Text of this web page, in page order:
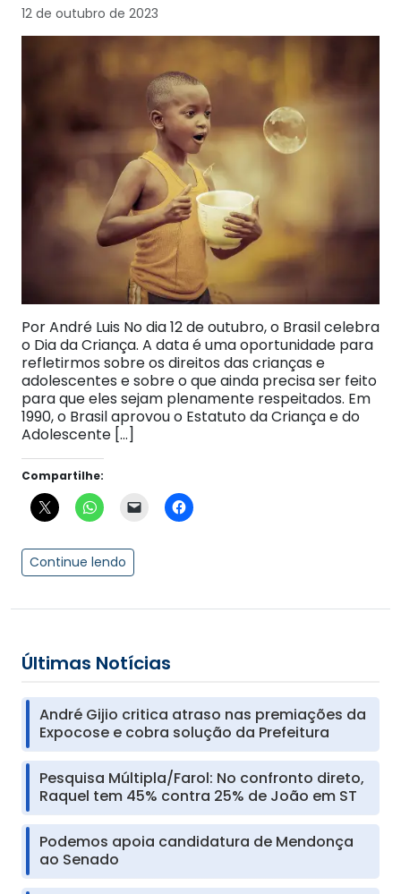
12 de outubro de 2023
Por André Luis No dia 12 de outubro, o Brasil celebra
o Dia da Criança. A data é uma oportunidade para
refletirmos sobre os direitos das crianças e
adolescentes e sobre o que ainda precisa ser feito
para que eles sejam plenamente respeitados. Em
1990, o Brasil aprovou o Estatuto da Criança e do
Adolescente […]
Compartilhe:
Continue lendo
Últimas Notícias
André Gijio critica atraso nas premiações da
Expocose e cobra solução da Prefeitura
Pesquisa Múltipla/Farol: No confronto direto,
Raquel tem 45% contra 25% de João em ST
Podemos apoia candidatura de Mendonça
ao Senado